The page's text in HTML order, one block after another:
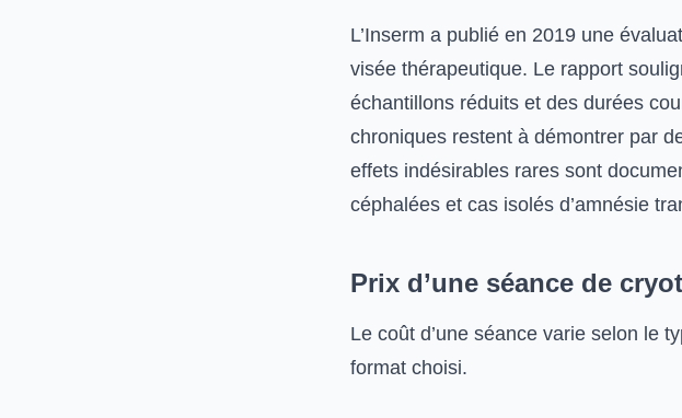
L’Inserm a publié en 2019 une
visée thérapeutique. Le rapport
échantillons réduits et des durées
chroniques restent à démontrer par
effets indésirables rares sont
céphalées et cas isolés d’amnésie
Prix d’une séance de
Le coût d’une séance varie selon le
format choisi.